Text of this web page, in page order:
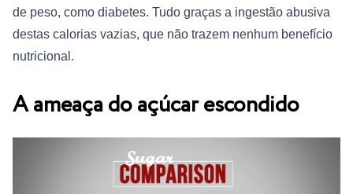
de peso, como diabetes. Tudo graças a ingestão abusiva
destas calorias vazias, que não trazem nenhum benefício
nutricional.
A ameaça do açúcar escondido